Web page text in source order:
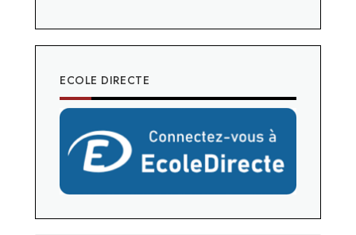
ECOLE DIRECTE